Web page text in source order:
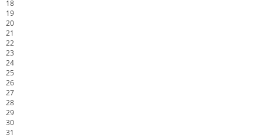
18
19
20
21
22
23
24
25
26
27
28
29
30
31